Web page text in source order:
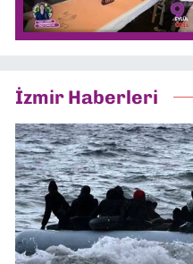
İzmir Haberleri